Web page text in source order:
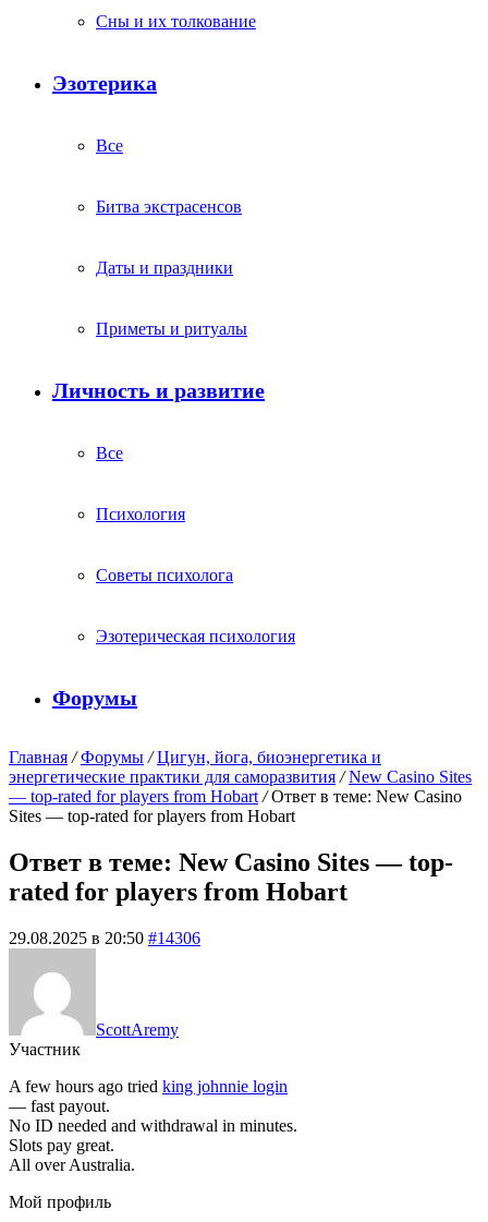
Сны и их толкование
Эзотерика
Все
Битва экстрасенсов
Даты и праздники
Приметы и ритуалы
Личность и развитие
Все
Психология
Советы психолога
Эзотерическая психология
Форумы
Главная / Форумы / Цигун, йога, биоэнергетика и
энергетические практики для саморазвития / New Casino Sites
— top-rated for players from Hobart / Ответ в теме: New Casino
Sites — top-rated for players from Hobart
Ответ в теме: New Casino Sites — top-
rated for players from Hobart
29.08.2025 в 20:50 #14306
ScottAremy
Участник
A few hours ago tried king johnnie login
— fast payout.
No ID needed and withdrawal in minutes.
Slots pay great.
All over Australia.
Мой профиль